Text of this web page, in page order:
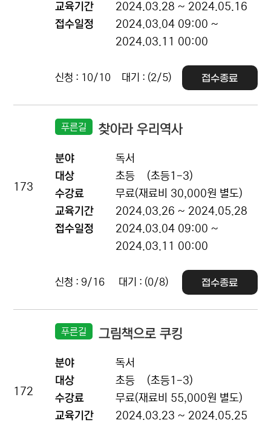
교육기간
2024.03.28 ~ 2024.05.16
접수일정
2024.03.04 09:00 ~
2024.03.11 00:00
신청 : 10/10 대기 : (2/5) 접수종료
173
푸른길 찾아라 우리역사
분야
독서
대상
초등
(초등1-3)
수강료
무료(재료비 30,000원 별도)
교육기간
2024.03.26 ~ 2024.05.28
접수일정
2024.03.04 09:00 ~
2024.03.11 00:00
신청 : 9/16 대기 : (0/8) 접수종료
172
푸른길 그림책으로 쿠킹
분야
독서
대상
초등
(초등1-3)
수강료
무료(재료비 55,000원 별도)
교육기간
2024.03.23 ~ 2024.05.25